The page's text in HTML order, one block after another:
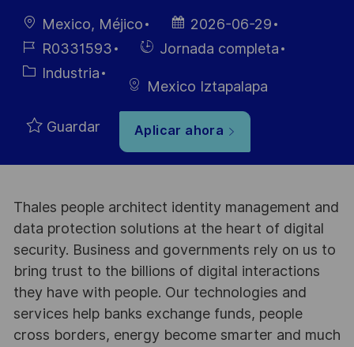
Ubicación
Mexico, Méjico
Fecha de
publicación
2026-06-29
ID de
empleo
R0331593
HiringJornada completa
Categoría
Industria
Mexico Iztapalapa
Guardar Aplicar ahora
Thales people architect identity management and
data protection solutions at the heart of digital
security. Business and governments rely on us to
bring trust to the billions of digital interactions
they have with people. Our technologies and
services help banks exchange funds, people
cross borders, energy become smarter and much